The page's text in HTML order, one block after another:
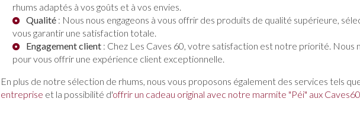
rhums adaptés à vos goûts et à vos envies.
Qualité : Nous nous engageons à vous offrir des produits de qualité supérieure,
vous garantir une satisfaction totale.
Engagement client : Chez Les Caves 60, votre satisfaction est notre priorité.
pour vous offrir une expérience client exceptionnelle.
En plus de notre sélection de rhums, nous vous proposons également des services tels
entreprise et la possibilité d'offrir un cadeau original avec notre marmite "Péi" aux